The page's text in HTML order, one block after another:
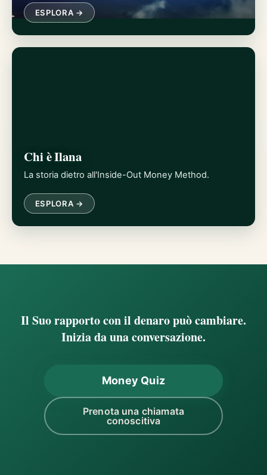
ESPLORA →
Chi è Ilana
La storia dietro all'Inside-Out Money Method.
ESPLORA →
Il Suo rapporto con il denaro può cambiare.
Inizia da una conversazione.
Money Quiz
Prenota una chiamata
conoscitiva